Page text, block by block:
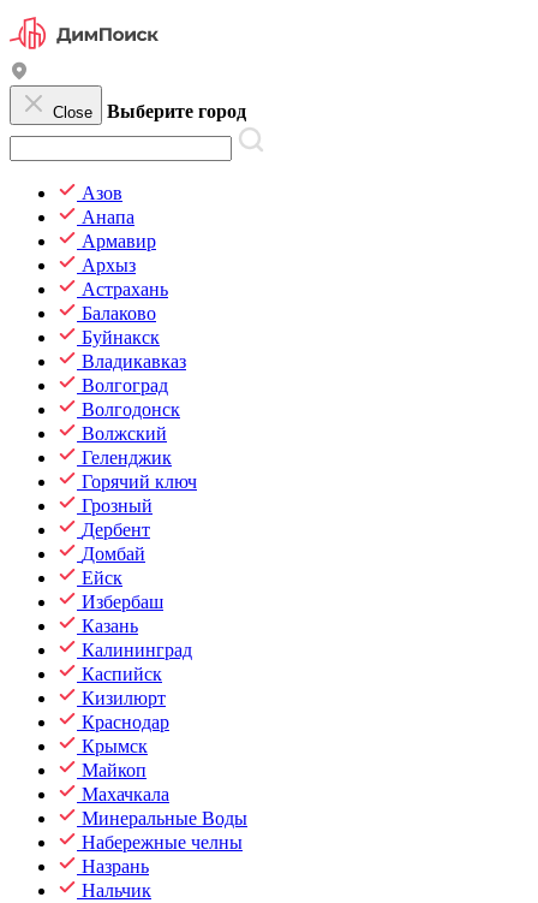
Close Выберите город
Азов
Анапа
Армавир
Архыз
Астрахань
Балаково
Буйнакск
Владикавказ
Волгоград
Волгодонск
Волжский
Геленджик
Горячий ключ
Грозный
Дербент
Домбай
Ейск
Избербаш
Казань
Калининград
Каспийск
Кизилюрт
Краснодар
Крымск
Майкоп
Махачкала
Минеральные Воды
Набережные челны
Назрань
Нальчик